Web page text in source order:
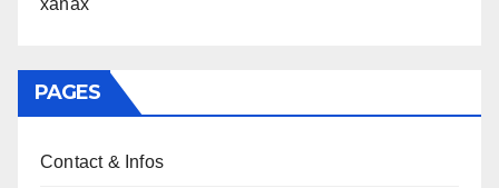
xanax
PAGES
Contact & Infos